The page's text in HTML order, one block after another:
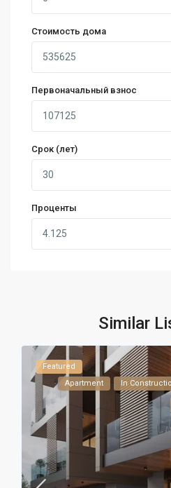
Стоимость дома
Первоначальный взнос
Срок (лет)
Проценты
Similar
Featured
Apartment
In